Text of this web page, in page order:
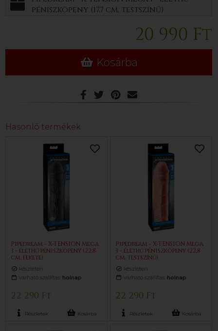
péniszköpeny (17,7 cm, testszínű)
20 990 Ft
Kosárba
Hasonló termékek
Pipedream - X-TENSION Mega
3 - élethű péniszköpeny (22,8
cm, fekete)
készleten
várható szállítás: holnap
22 290 Ft
Részletek Kosárba
Pipedream - X-TENSION Mega
3 - élethű péniszköpeny (22,8
cm, testszínű)
készleten
várható szállítás: holnap
22 290 Ft
Részletek Kosárba